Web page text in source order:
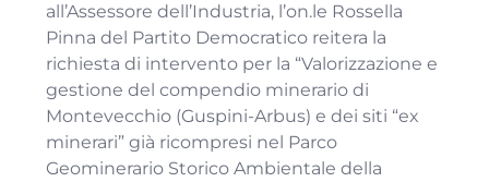
all’Assessore dell’Industria, l’on.le Rossella
Pinna del Partito Democratico reitera la
richiesta di intervento per la “Valorizzazione e
gestione del compendio minerario di
Montevecchio (Guspini-Arbus) e dei siti “ex
minerari” già ricompresi nel Parco
Geominerario Storico Ambientale della